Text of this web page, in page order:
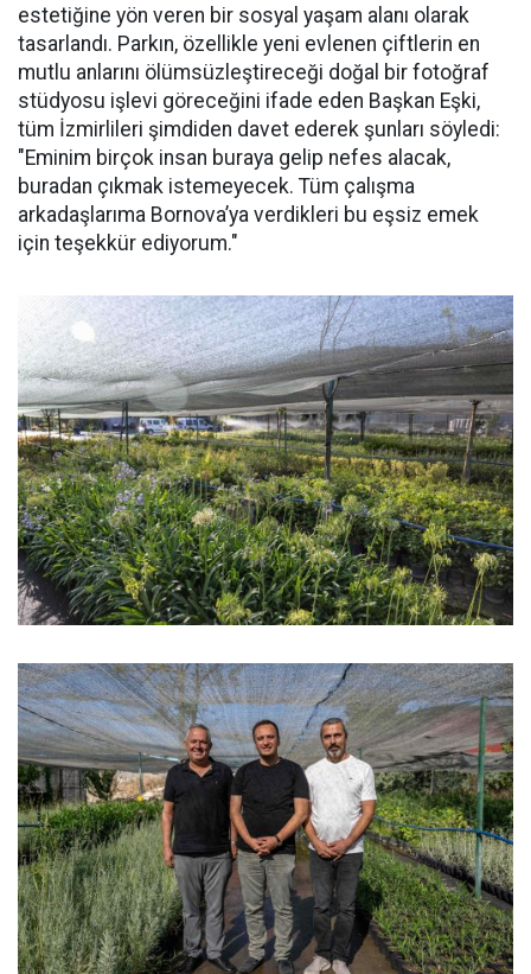
estetiğine yön veren bir sosyal yaşam alanı olarak
tasarlandı. Parkın, özellikle yeni evlenen çiftlerin en
mutlu anlarını ölümsüzleştireceği doğal bir fotoğraf
stüdyosu işlevi göreceğini ifade eden Başkan Eşki,
tüm İzmirlileri şimdiden davet ederek şunları söyledi:
"Eminim birçok insan buraya gelip nefes alacak,
buradan çıkmak istemeyecek. Tüm çalışma
arkadaşlarıma Bornova’ya verdikleri bu eşsiz emek
için teşekkür ediyorum."